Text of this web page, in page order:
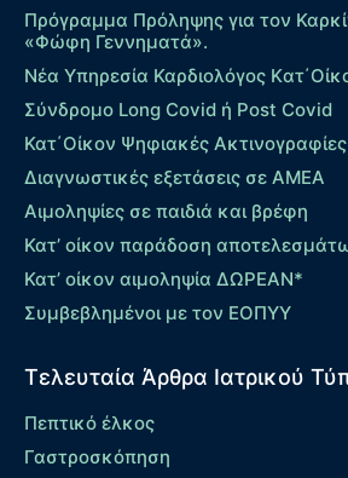
Πρόγραμμα Πρόληψης για τον
«Φώφη Γεννηματά».
Νέα Υπηρεσία Καρδιολόγος
Σύνδρομο Long Covid ή Post Covid
Κατ΄Οίκον Ψηφιακές Ακτινογραφίες
Διαγνωστικές εξετάσεις σε ΑΜΕΑ
Αιμοληψίες σε παιδιά και βρέφη
Κατ’ οίκον παράδοση
Κατ’ οίκον αιμοληψία ΔΩΡΕΑΝ*
Συμβεβλημένοι με τον ΕΟΠΥΥ
Τελευταία Άρθρα Ιατρικού
Πεπτικό έλκος
Γαστροσκόπηση